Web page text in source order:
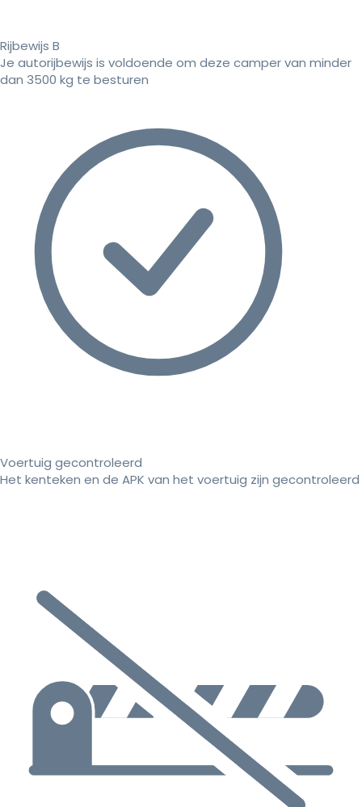
Rijbewijs B
Je autorijbewijs is voldoende om deze camper van minder
dan 3500 kg te besturen
Voertuig gecontroleerd
Het kenteken en de APK van het voertuig zijn gecontroleerd